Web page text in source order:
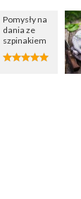
Pomysły na
dania ze
szpinakiem